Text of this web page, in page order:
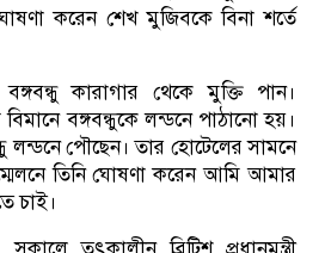
করেন শেখ মুজিবকে বিনা শর্তে
বঙ্গবন্ধু কারাগার থেকে মুক্তি পান।
বঙ্গবন্ধুকে লন্ডনে পাঠানো হয়।
লন্ডনে পৌছেন। তার হোটেলের সামনে
তিনি ঘোষণা করেন আমি আমার
চাই।
সকালে তৎকালীন ব্রিটিশ প্রধানমন্ত্রী